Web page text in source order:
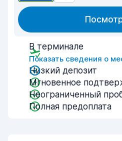
В терминале
Показать сведения о
Низкий депозит
Мгновенное
Неограниченный
Полная предоплата